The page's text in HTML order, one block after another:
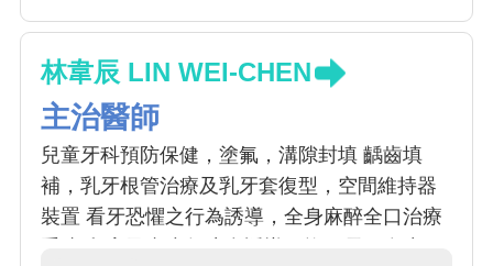
林韋辰 LIN WEI-CHEN
主治醫師
兒童牙科預防保健，塗氟，溝隙封填 齲齒填
補，乳牙根管治療及乳牙套復型，空間維持器
裝置 看牙恐懼之行為誘導，全身麻醉全口治療